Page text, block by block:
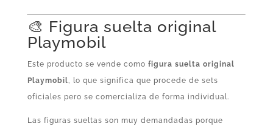
🎨 Figura suelta original
Playmobil
Este producto se vende como figura suelta original
Playmobil, lo que significa que procede de sets
oficiales pero se comercializa de forma individual.
Las figuras sueltas son muy demandadas porque